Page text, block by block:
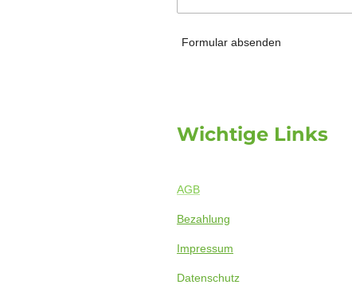
Formular absenden
Wichtige Links
AGB
Bezahlung
Impressum
Datenschutz